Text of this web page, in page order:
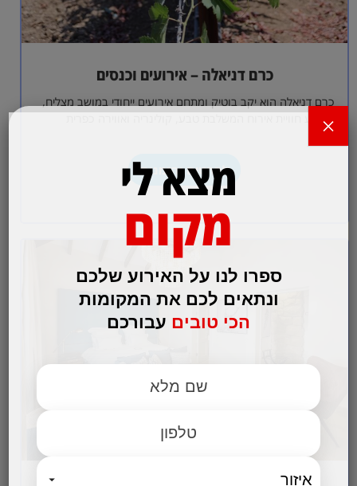
כרם דניאלה – אירועים וכנסים
כרם דניאלה הוא יקב בוטיק ומתחם אירועים ייחודי במושב מצליח,
המציע חוויית אירוח המשלבת טבע, קולינריה ואווירה כפרית
במרחק קצר ממרכז הארץ.…
לפרטים והזמנות
מצא לי
מקום
ספרו לנו על האירוע שלכם
ונתאים לכם את המקומות
הכי טובים עבורכם
×